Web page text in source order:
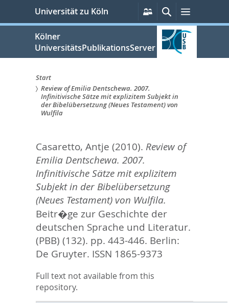
springen
Universität zu Köln
Persönliche
Services
SucheMenü
Kölner
UniversitätsPublikationsServer
Sie
sind
Start
Review of Emilia Dentschewa. 2007.
Infinitivische Sätze mit explizitem Subjekt in
der Bibelübersetzung (Neues Testament) von
Wulfila
Casaretto, Antje (2010). Review of
Emilia Dentschewa. 2007.
Infinitivische Sätze mit explizitem
Subjekt in der Bibelübersetzung
(Neues Testament) von Wulfila.
Beitr�ge zur Geschichte der
deutschen Sprache und Literatur.
(PBB) (132). pp. 443-446. Berlin:
De Gruyter. ISSN 1865-9373
Full text not available from this
repository.